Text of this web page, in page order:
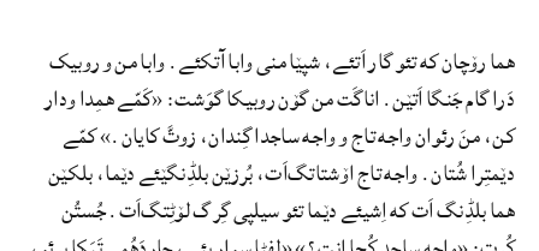
هما رۆچان که تئو گار اَتئے، شپێا منی وابا آتکئے. وابا من و روبیک
دَرا گام جَنگا اَتێن. اناگَت من گۆن روبیکا گوَشت: «کَمّے همِدا ودار
کن، منَ رئوان واجه تاج و واجه ساجدا گِندان، زوتَّ کایان.» کمّے
دێمتِرا شُتان. واجه تاج اۆشتاتگ‌اَت، بُرزێن بلڈِنگێئے دێما، بلکێن
هما بلڈِنگ اَت که اِشیئے دێما تئو سیلپی گِرگ لۆٹِتگ‌اَت. جُستُن